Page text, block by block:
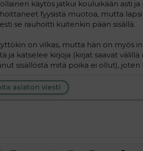
käytös jatkui kouluikään asti
fyysistä muotoa, mutta
se rauhoitti kuitenkin pään sisällä.
on vilkas, mutta hän on myös
ja katselee kirjoja (kirjat saavat
sisällöstä mitä poika ei ollut),
asiaton viesti